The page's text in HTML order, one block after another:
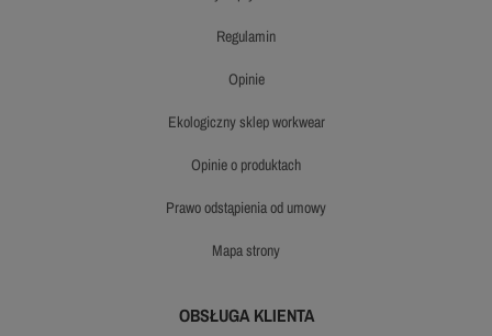
regulamin
opinie
ekologiczny sklep workwear
opinie o produktach
prawo odstąpienia od umowy
mapa strony
OBSŁUGA KLIENTA